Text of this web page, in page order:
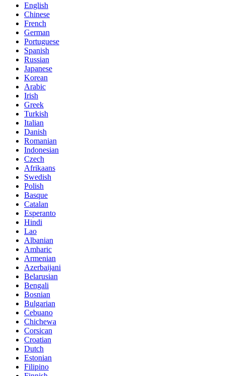
English
Chinese
French
German
Portuguese
Spanish
Russian
Japanese
Korean
Arabic
Irish
Greek
Turkish
Italian
Danish
Romanian
Indonesian
Czech
Afrikaans
Swedish
Polish
Basque
Catalan
Esperanto
Hindi
Lao
Albanian
Amharic
Armenian
Azerbaijani
Belarusian
Bengali
Bosnian
Bulgarian
Cebuano
Chichewa
Corsican
Croatian
Dutch
Estonian
Filipino